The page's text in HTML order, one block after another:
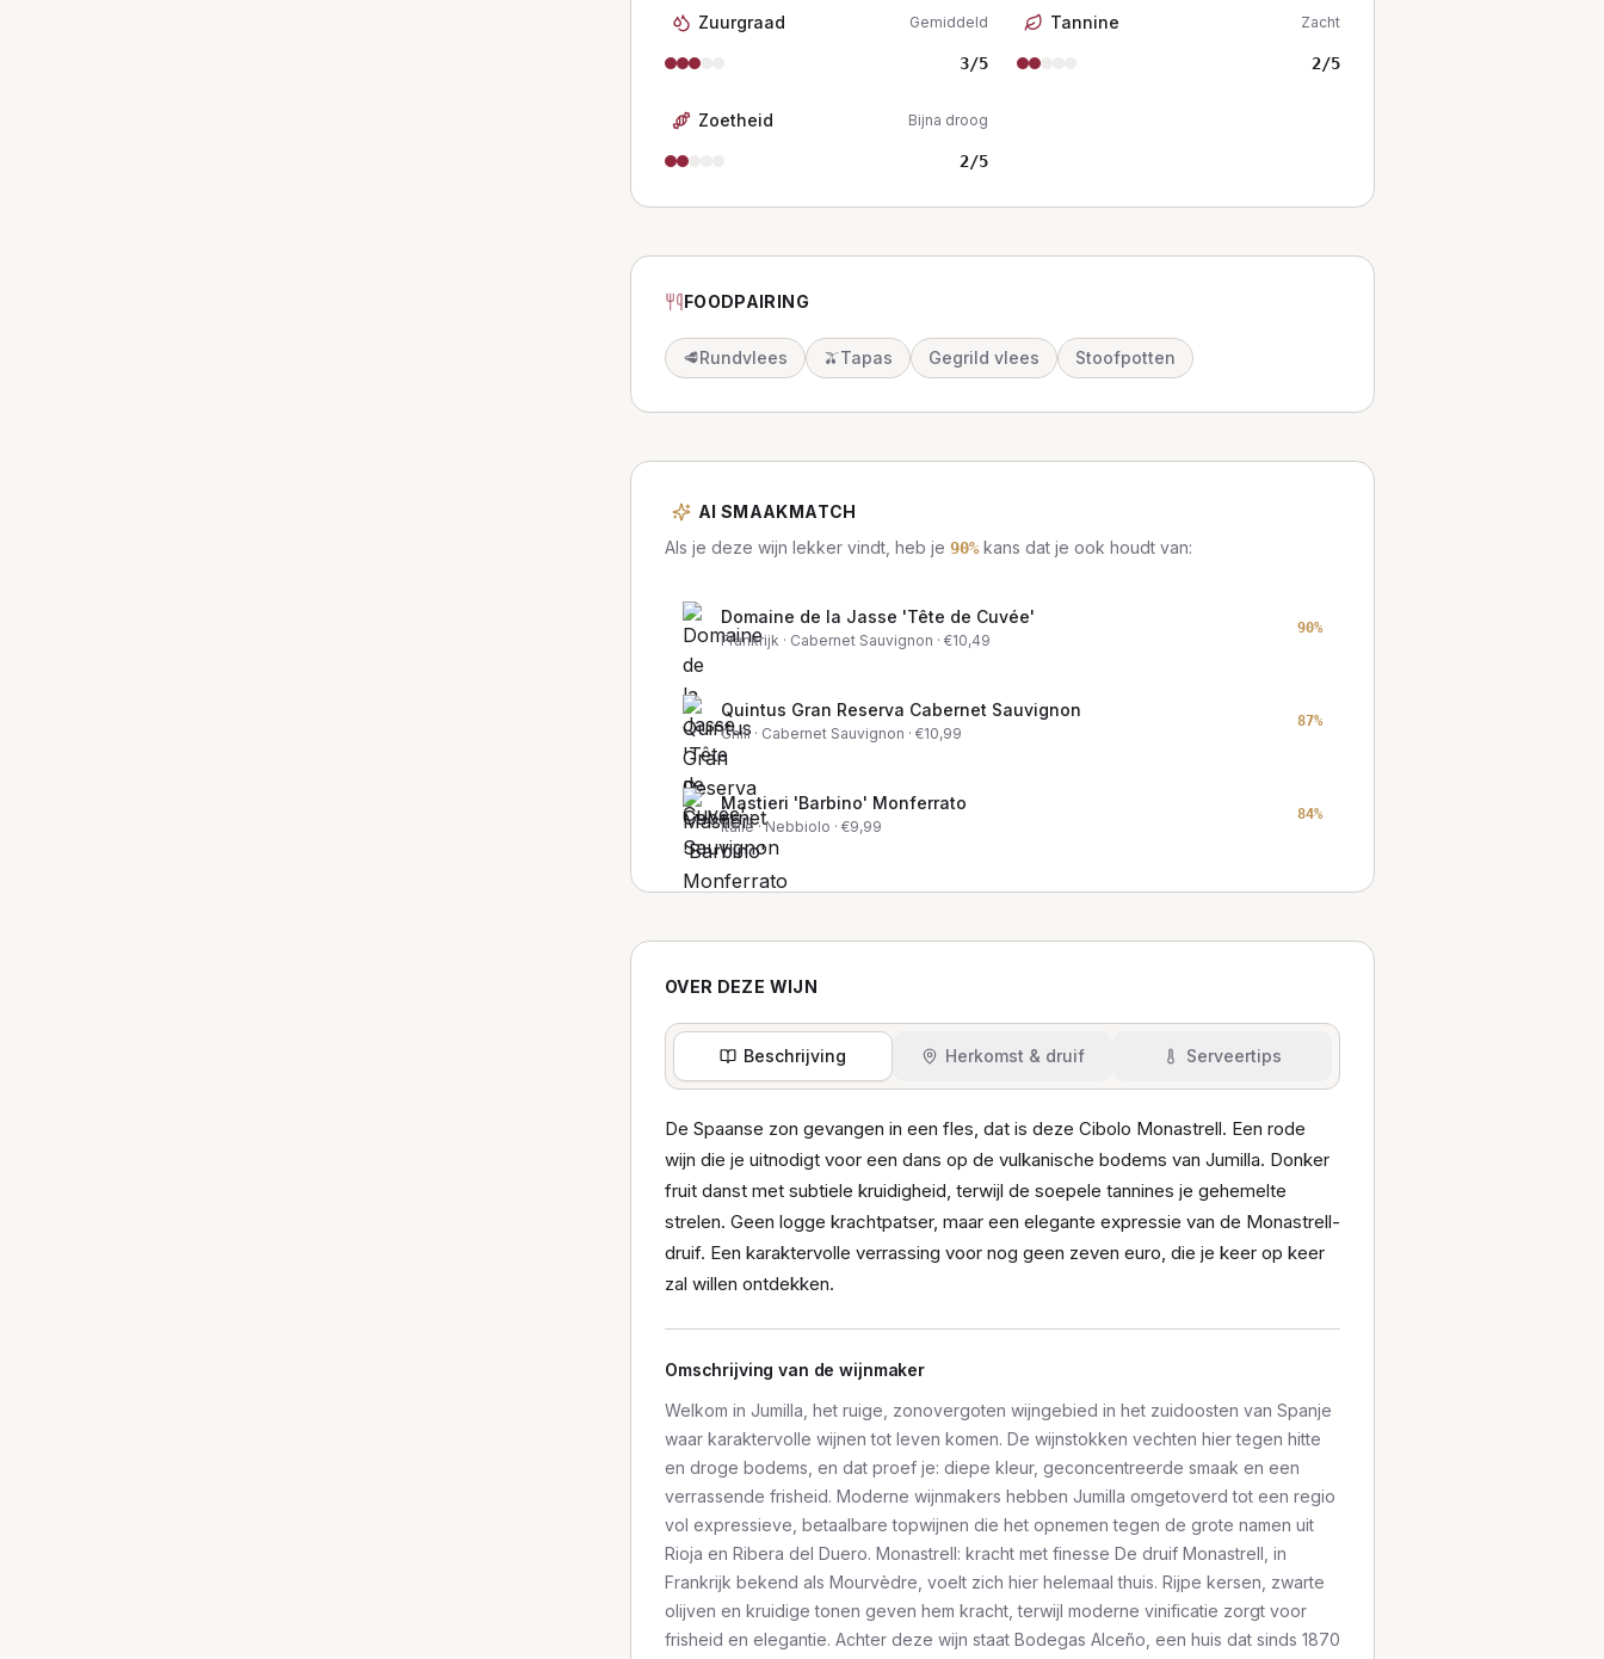
Zuurgraad Gemiddeld
3/5
Tannine Zacht
2/5
Zoetheid Bijna droog
2/5
FOODPAIRING
🥩Rundvlees 🫒Tapas Gegrild vlees Stoofpotten
AI SMAAKMATCH
Als je deze wijn lekker vindt, heb je 90%kans dat je ook houdt van:
Domaine de la Jasse 'Tête de Cuvée'
Frankrijk · Cabernet Sauvignon · €10,49
90%
Quintus Gran Reserva Cabernet Sauvignon
Chili · Cabernet Sauvignon · €10,99
87%
Mastieri 'Barbino' Monferrato
Italië· Nebbiolo · €9,99
84%
OVER DEZE WIJN
Beschrijving Herkomst & druif Serveertips
De Spaanse zon gevangen in een fles, dat is deze Cibolo Monastrell. Een rode
wijn die je uitnodigt voor een dans op de vulkanische bodems van Jumilla. Donker
fruit danst met subtiele kruidigheid, terwijl de soepele tannines je gehemelte
strelen. Geen logge krachtpatser, maar een elegante expressie van de Monastrell-
druif. Een karaktervolle verrassing voor nog geen zeven euro, die je keer op keer
zal willen ontdekken.
Omschrijving van de wijnmaker
Welkom in Jumilla, het ruige, zonovergoten wijngebied in het zuidoosten van Spanje
waar karaktervolle wijnen tot leven komen. De wijnstokken vechten hier tegen hitte
en droge bodems, en dat proef je: diepe kleur, geconcentreerde smaak en een
verrassende frisheid. Moderne wijnmakers hebben Jumilla omgetoverd tot een regio
vol expressieve, betaalbare topwijnen die het opnemen tegen de grote namen uit
Rioja en Ribera del Duero. Monastrell: kracht met finesse De druif Monastrell, in
Frankrijk bekend als Mourvèdre, voelt zich hier helemaal thuis. Rijpe kersen, zwarte
olijven en kruidige tonen geven hem kracht, terwijl moderne vinificatie zorgt voor
frisheid en elegantie. Achter deze wijn staat Bodegas Alceño, een huis dat sinds 1870